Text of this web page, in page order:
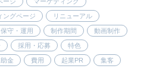
ングページ リニューアル
保守・運用 制作期間 動画制作
採用・応募 特色
金 費用 起業PR 集客